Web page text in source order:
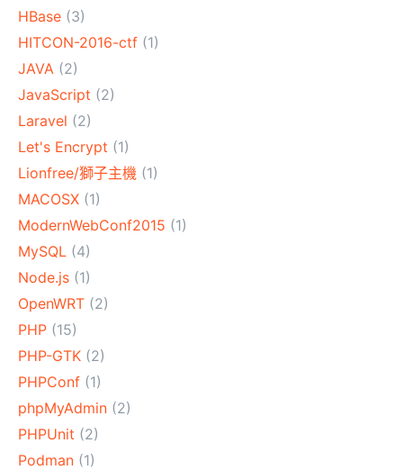
HBase (3)
HITCON-2016-ctf (1)
JAVA (2)
JavaScript (2)
Laravel (2)
Let's Encrypt (1)
Lionfree/獅子主機 (1)
MACOSX (1)
ModernWebConf2015 (1)
MySQL (4)
Node.js (1)
OpenWRT (2)
PHP (15)
PHP-GTK (2)
PHPConf (1)
phpMyAdmin (2)
PHPUnit (2)
Podman (1)